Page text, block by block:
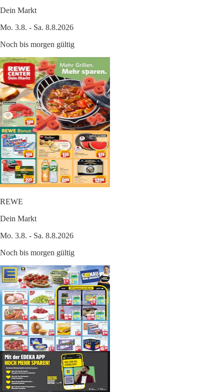
Dein Markt
Mo. 3.8. - Sa. 8.8.2026
Noch bis morgen gültig
REWE
Dein Markt
Mo. 3.8. - Sa. 8.8.2026
Noch bis morgen gültig